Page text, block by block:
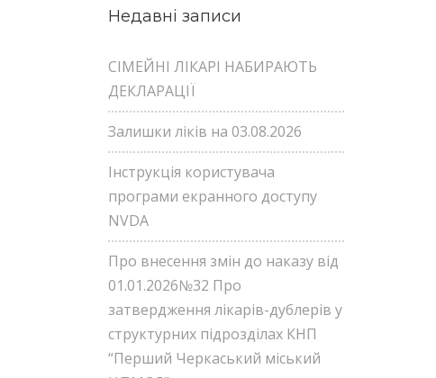
Недавні записи
СІМЕЙНІ ЛІКАРІ НАБИРАЮТЬ
ДЕКЛАРАЦІЇ
Залишки ліків на 03.08.2026
Інструкція користувача
програми екранного доступу
NVDA
Про внесення змін до наказу від
01.01.2026№32 Про
затвердження лікарів-дублерів у
структурних підрозділах КНП
“Перший Черкаський міський